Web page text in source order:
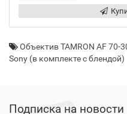
Объектив TAMRON AF 70-
Sony (в комплекте с блендой)
Подписка на новости